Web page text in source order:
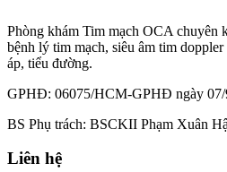
Phòng khám Tim mạch OCA chuyên
bệnh lý tim mạch, siêu âm tim
áp, tiểu đường.
GPHĐ: 06075/HCM-GPHĐ ngày 07/
BS Phụ trách: BSCKII Phạm Xuân
Liên hệ